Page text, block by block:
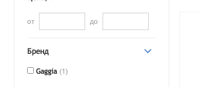
от до
Бренд
Gaggia (1)